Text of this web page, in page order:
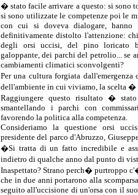
� stato facile arrivare a questo: si
si sono utilizzate le competenze poi le
con cui si doveva dialogare,
definitivamente distolto l'attenzione:
degli orsi uccisi, del pino loricato
galoppante, dei parchi del petrolio... se
cambiamenti climatici sconvolgenti?
Per una cultura forgiata
dell'ambiente in cui viviamo, la scelta �
Raggiungere questo risultato �
smantellando i parchi con
favorendo la politica alla competenza.
Consideriamo la questione orsi
presidente del parco d'Abruzzo,
�Si tratta di un fatto incredibile e
indietro di qualche anno dal punto di
Inaspettato? Strano perch� purtroppo
che in due anni portarono alla
seguito all'uccisione di un'orsa con il